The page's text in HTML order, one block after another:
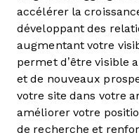
accélérer la
développant des
augmentant votre
permet d’être visible
et de nouveaux
votre site dans votre
améliorer votre
de recherche et